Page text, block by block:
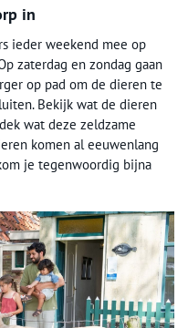
in
ieder weekend mee op
zaterdag en zondag gaan
op pad om de dieren te
Bekijk wat de dieren
wat deze zeldzame
komen al eeuwenlang
je tegenwoordig bijna